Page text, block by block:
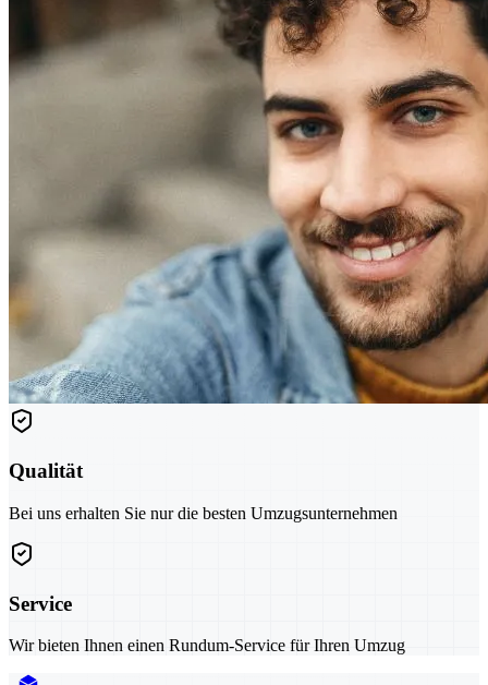
Qualität
Bei uns erhalten Sie nur die besten Umzugsunternehmen
Service
Wir bieten Ihnen einen Rundum-Service für Ihren Umzug